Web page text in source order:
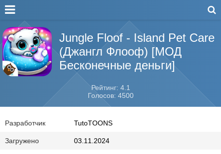
Jungle Floof - Island Pet Care
(Джангл Флооф) [МОД
Бесконечные деньги]
Рейтинг: 4.1
Голосов: 4500
Разработчик TutoTOONS
Загружено 03.11.2024